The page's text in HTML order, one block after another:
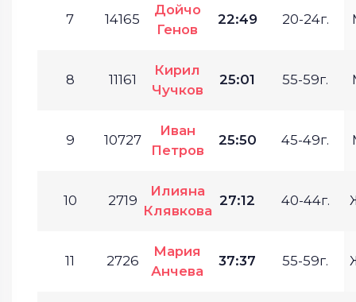
7 14165
Дойчо
Генов
22:49 20-24г.
8 11161
Кирил
Чучков
25:01 55-59г.
9 10727
Иван
Петров
25:50 45-49г.
10 2719
Илияна
Клявкова
27:12 40-44г.
11 2726
Мария
Анчева
37:37 55-59г.